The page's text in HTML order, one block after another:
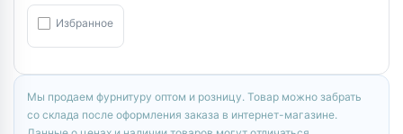
Избранное
Мы продаем фурнитуру оптом и розницу. Товар можно забрать
со склада после оформления заказа в интернет-магазине.